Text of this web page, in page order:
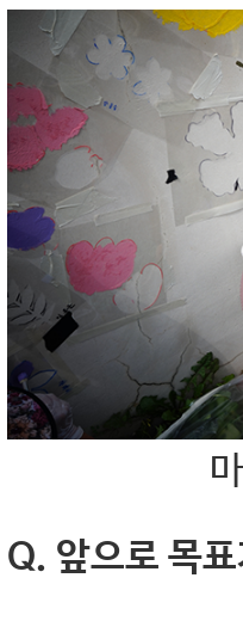
Q. 앞으로 목